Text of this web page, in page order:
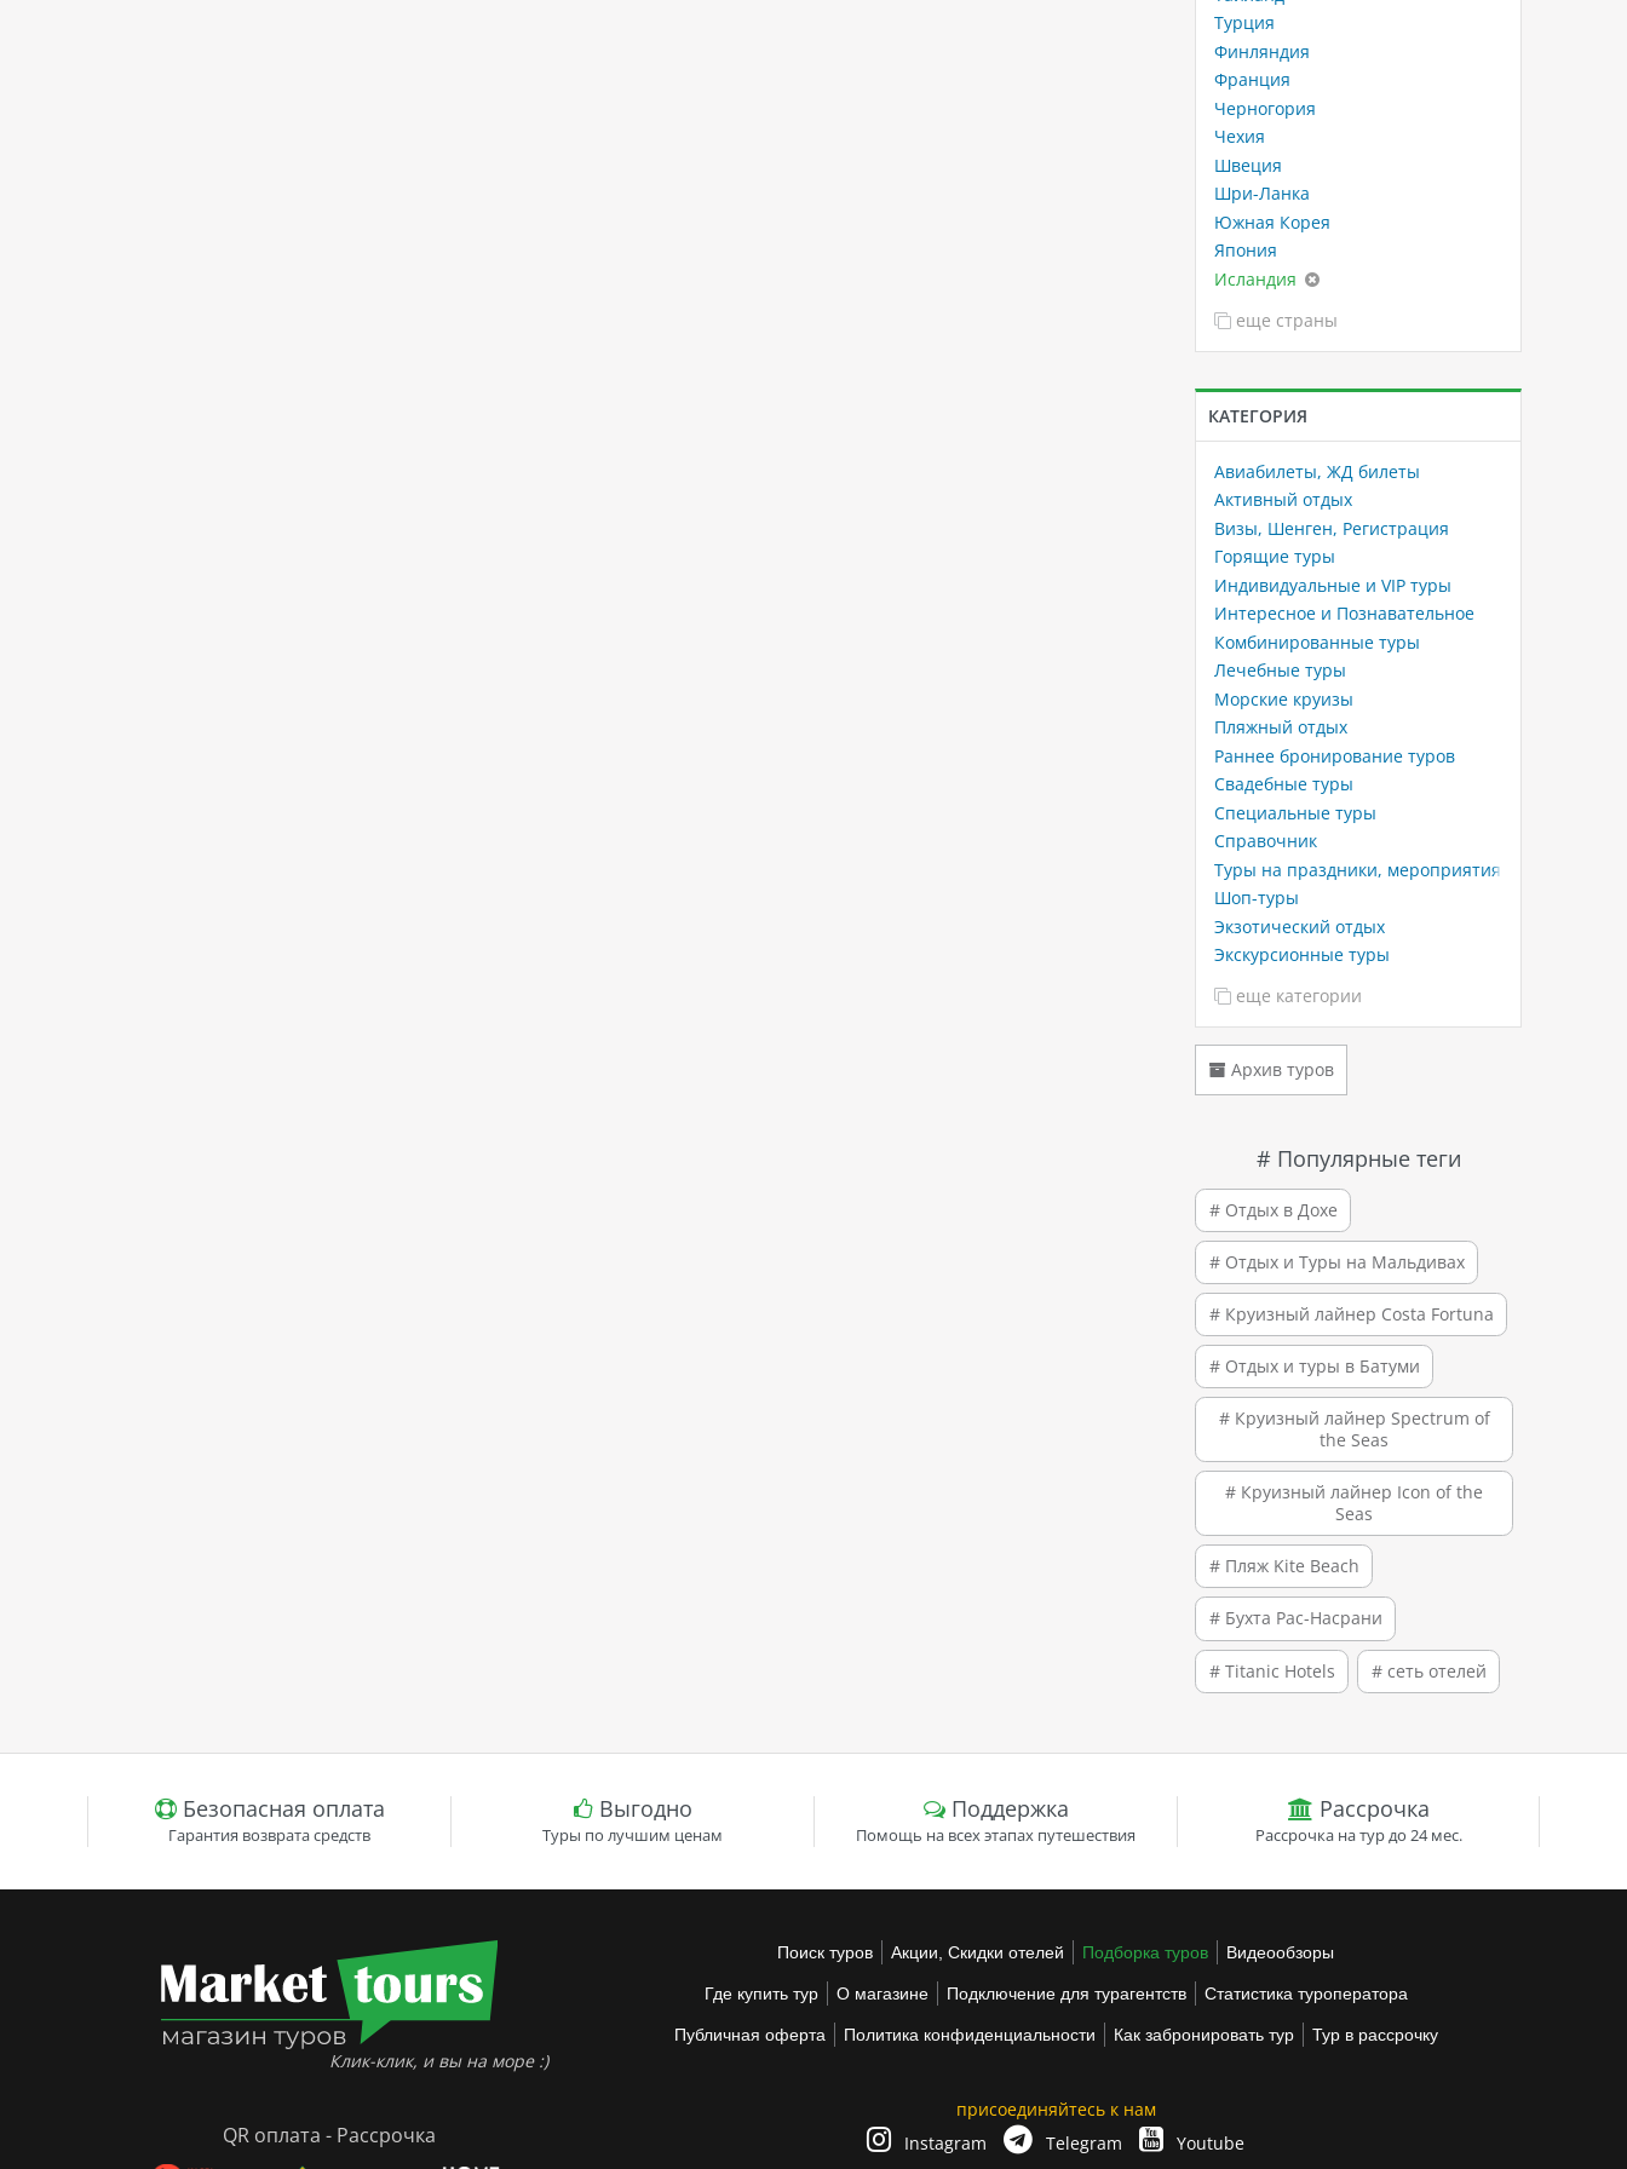
Турция
Финляндия
Франция
Черногория
Чехия
Швеция
Шри-Ланка
Южная Корея
Япония
Исландия
еще страны
КАТЕГОРИЯ
Авиабилеты, ЖД билеты
Активный отдых
Визы, Шенген, Регистрация
Горящие туры
Индивидуальные и VIP туры
Интересное и Познавательное
Комбинированные туры
Лечебные туры
Морские круизы
Пляжный отдых
Раннее бронирование туров
Свадебные туры
Специальные туры
Справочник
Туры на праздники, мероприятия
Шоп-туры
Экзотический отдых
Экскурсионные туры
еще категории
Архив туров
# Популярные теги
# Отдых в Дохе
# Отдых и Туры на Мальдивах
# Круизный лайнер Costa Fortuna
# Отдых и туры в Батуми
# Круизный лайнер Spectrum of
the Seas
# Круизный лайнер Icon of the
Seas
# Пляж Kite Beach
# Бухта Рас-Насрани
# Titanic Hotels # сеть отелей
Безопасная оплата
Гарантия возврата средств
Выгодно
Туры по лучшим ценам
Поддержка
Помощь на всех этапах путешествия
Рассрочка
Рассрочка на тур до 24 мес.
Клик-клик, и вы на море :)
QR оплата - Рассрочка
Поиск туров Акции, Скидки отелей Подборка туров Видеообзоры
Где купить тур О магазине Подключение для турагентств Статистика туроператора
Публичная оферта Политика конфиденциальности Как забронировать тур Тур в рассрочку
присоединяйтесь к нам
Instagram
Telegram Youtube